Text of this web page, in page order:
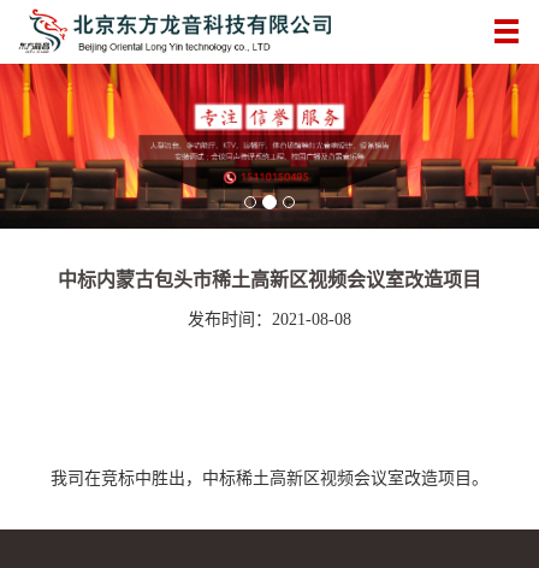
中标内蒙古包头市稀土高新区视频会议室改造项目
发布时间：2021-08-08
我司在竞标中胜出，中标稀土高新区视频会议室改造项目。